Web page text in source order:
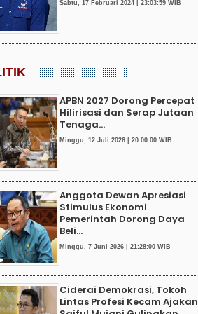
Sabtu, 17 Februari 2024 | 23:03:59 WIB
APBN 2027 Dorong Percepat
Hilirisasi dan Serap Jutaan
Tenaga...
Minggu, 12 Juli 2026 | 20:00:00 WIB
Anggota Dewan Apresiasi
Stimulus Ekonomi
Pemerintah Dorong Daya
Beli...
Minggu, 7 Juni 2026 | 21:28:00 WIB
Ciderai Demokrasi, Tokoh
Lintas Profesi Kecam Ajakan